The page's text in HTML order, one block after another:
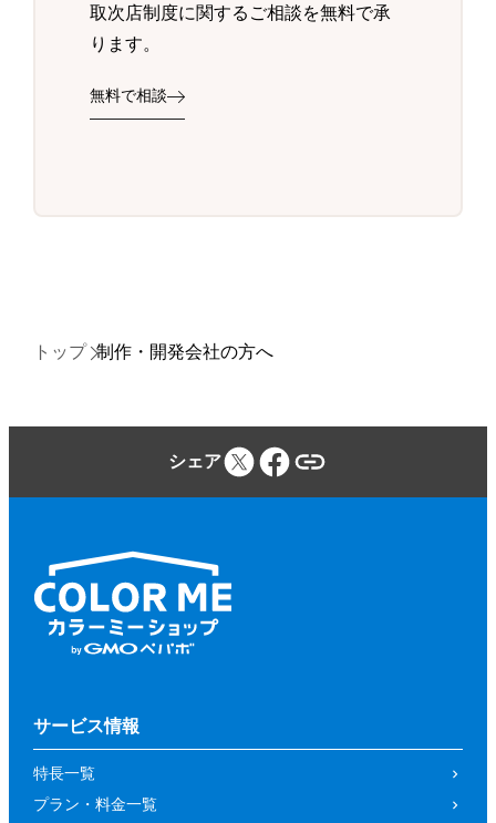
取次店制度に関するご相談を無料で承
ります。
無料で相談
トップ 制作・開発会社の方へ
シェア
サービス情報
特長一覧
プラン・料金一覧